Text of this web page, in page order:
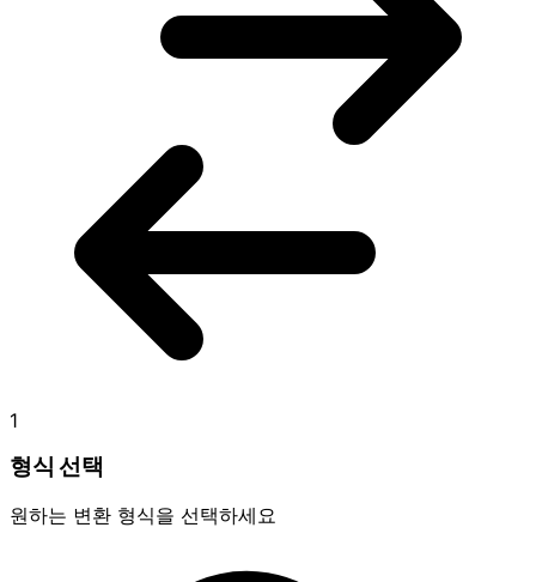
1
형식 선택
원하는 변환 형식을 선택하세요